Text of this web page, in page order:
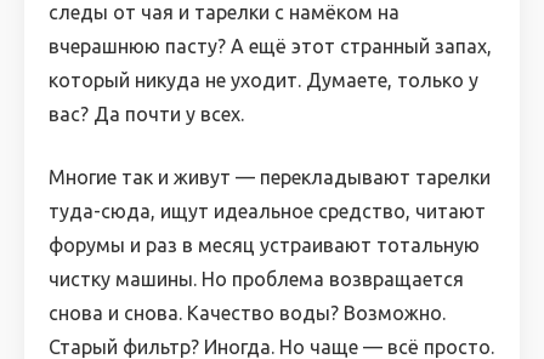
следы от чая и тарелки с намёком на
вчерашнюю пасту? А ещё этот странный запах,
который никуда не уходит. Думаете, только у
вас? Да почти у всех.
Многие так и живут — перекладывают тарелки
туда-сюда, ищут идеальное средство, читают
форумы и раз в месяц устраивают тотальную
чистку машины. Но проблема возвращается
снова и снова. Качество воды? Возможно.
Старый фильтр? Иногда. Но чаще — всё просто.